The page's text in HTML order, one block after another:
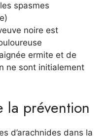
spasmes
noire est
ermite et de
ne sont initialement
la prévention
d’arachnides dans la